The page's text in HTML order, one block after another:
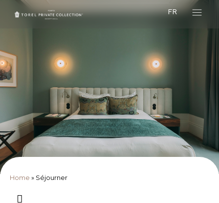
FR
Home » Séjourner